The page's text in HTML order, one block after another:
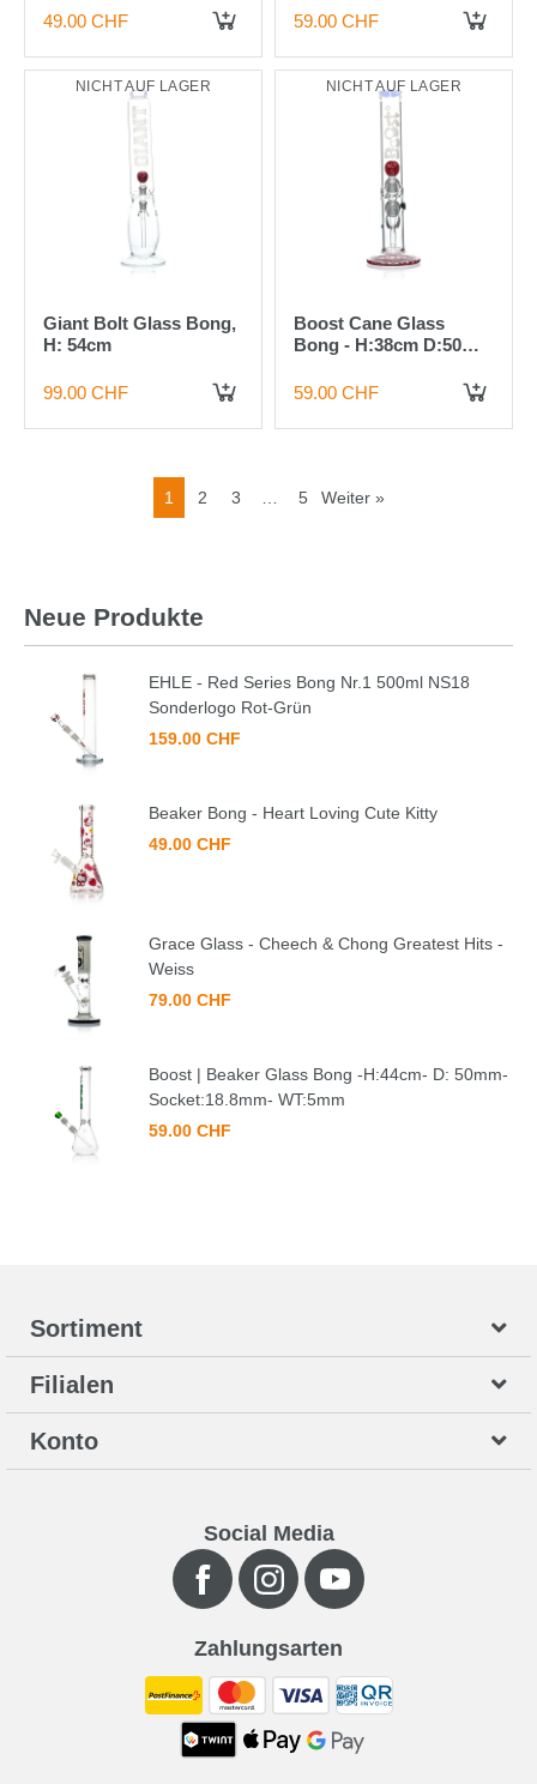
14.5mm- WT:5mm
49.00 CHF 59.00 CHF
NICHT AUF LAGER
Giant Bolt Glass Bong,
H: 54cm
99.00 CHF
NICHT AUF LAGER
Boost Cane Glass
Bong - H:38cm D:50mm
WT:5mm
59.00 CHF
1 2 3 5 Weiter »
Neue Produkte
EHLE - Red Series Bong Nr.1 500ml NS18
Sonderlogo Rot-Grün
159.00 CHF
Beaker Bong - Heart Loving Cute Kitty
49.00 CHF
Grace Glass - Cheech & Chong Greatest Hits -
Weiss
79.00 CHF
Boost | Beaker Glass Bong -H:44cm- D: 50mm-
Socket:18.8mm- WT:5mm
59.00 CHF
Sortiment
Filialen
Konto
Social Media
Zahlungsarten